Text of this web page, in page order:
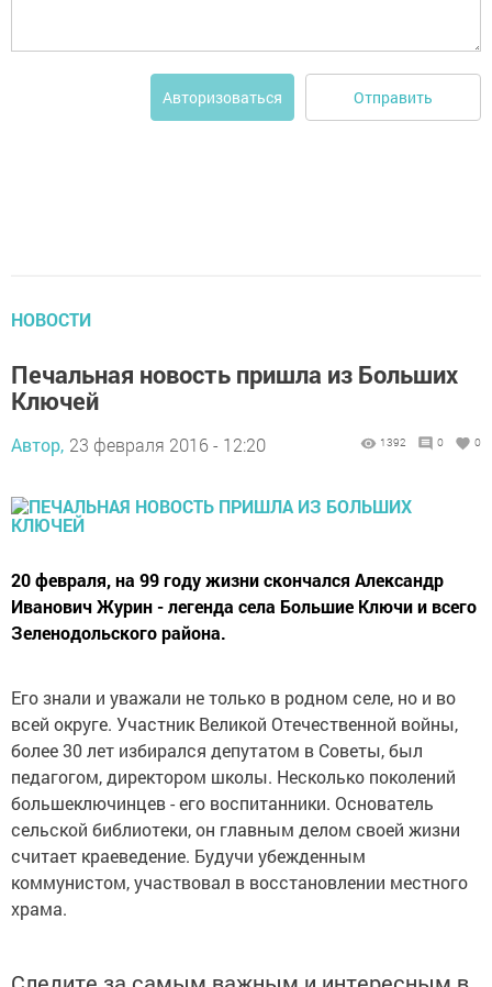
Авторизоваться Отправить
НОВОСТИ
Печальная новость пришла из Больших
Ключей
Автор, 23 февраля 2016 - 12:20 1392 0 0
20 февраля, на 99 году жизни скончался Александр
Иванович Журин - легенда села Большие Ключи и всего
Зеленодольского района.
Его знали и уважали не только в родном селе, но и во
всей округе. Участник Великой Отечественной войны,
более 30 лет избирался депутатом в Советы, был
педагогом, директором школы. Несколько поколений
большеключинцев - его воспитанники. Основатель
сельской библиотеки, он главным делом своей жизни
считает краеведение. Будучи убежденным
коммунистом, участвовал в восстановлении местного
храма.